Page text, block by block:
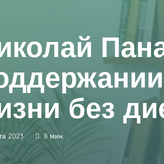
без
2023 8 мин.